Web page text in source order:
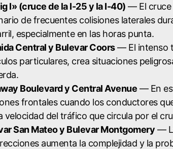
I» (cruce de la I-25 y la I-40) — El cruce
de frecuentes colisiones laterales
especialmente en las horas punta.
Central y Bulevar Coors— El intenso
particulares, crea situaciones
Boulevard y Central Avenue — En
frontales cuando los conductores
velocidad del tráfico que circula por el
San Mateo y Bulevar Montgomery —
aumenta la complejidad y la